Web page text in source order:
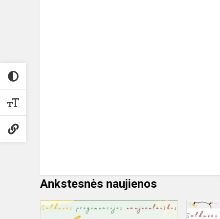
Ankstesnės naujienos